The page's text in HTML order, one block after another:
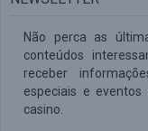
Não perca as
conteúdos
receber
especiais e
casino.